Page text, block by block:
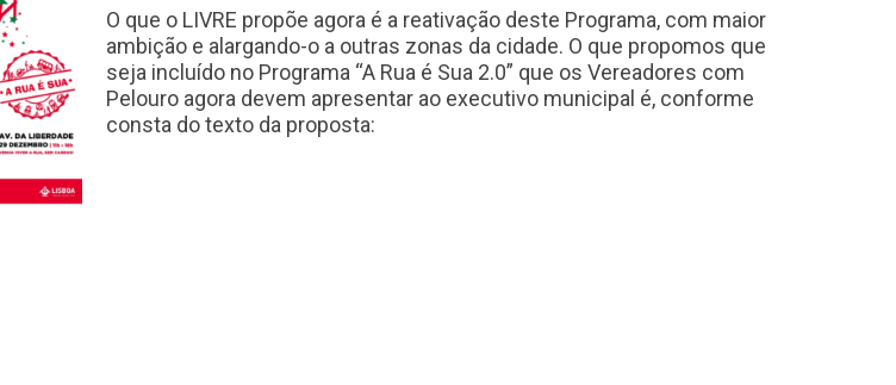
O que o LIVRE propõe agora é a reativação deste Programa, com maior
ambição e alargando-o a outras zonas da cidade. O que propomos que
seja incluído no Programa “A Rua é Sua 2.0” que os Vereadores com
Pelouro agora devem apresentar ao executivo municipal é, conforme
consta do texto da proposta: